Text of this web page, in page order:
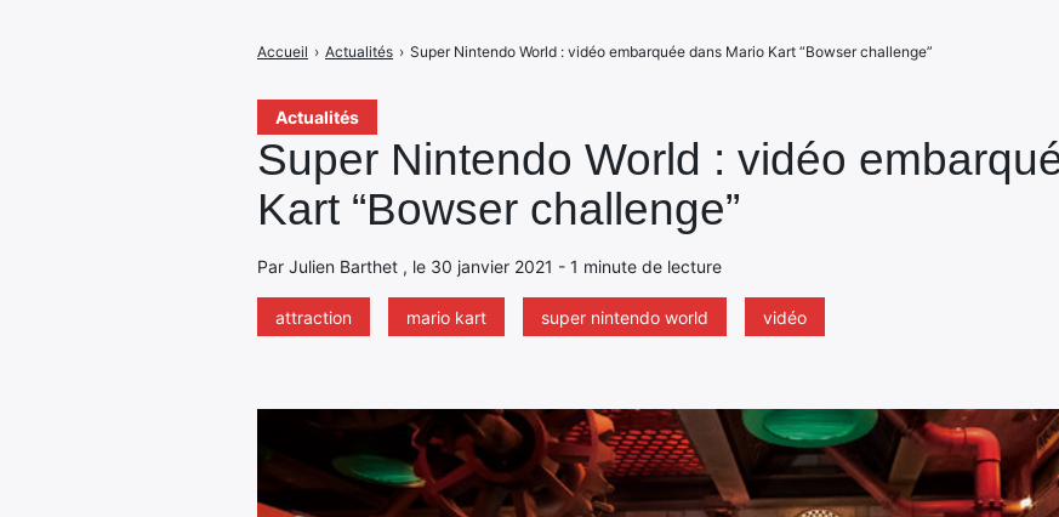
Actualités
Super Nintendo World : vidéo
Kart “Bowser challenge”
Par Julien Barthet , le 30 janvier 2021 - 1 minute de lecture
attraction mario kart super nintendo world vidéo
Accueil › Actualités › Super Nintendo World : vidéo embarquée dans Mario Kart “Bowser challenge”